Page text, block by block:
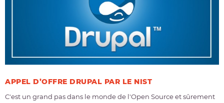
APPEL D’OFFRE DRUPAL PAR LE NIST
C'est un grand pas dans le monde de l'Open Source et sûrement